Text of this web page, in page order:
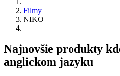
Filmy
NIKO
Najnovšie produkty
anglickom jazyku